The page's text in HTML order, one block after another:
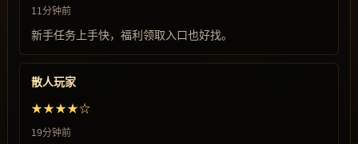
11分钟前
新手任务上手快，福利领取入口也好找。
散人玩家
★★★★☆
19分钟前